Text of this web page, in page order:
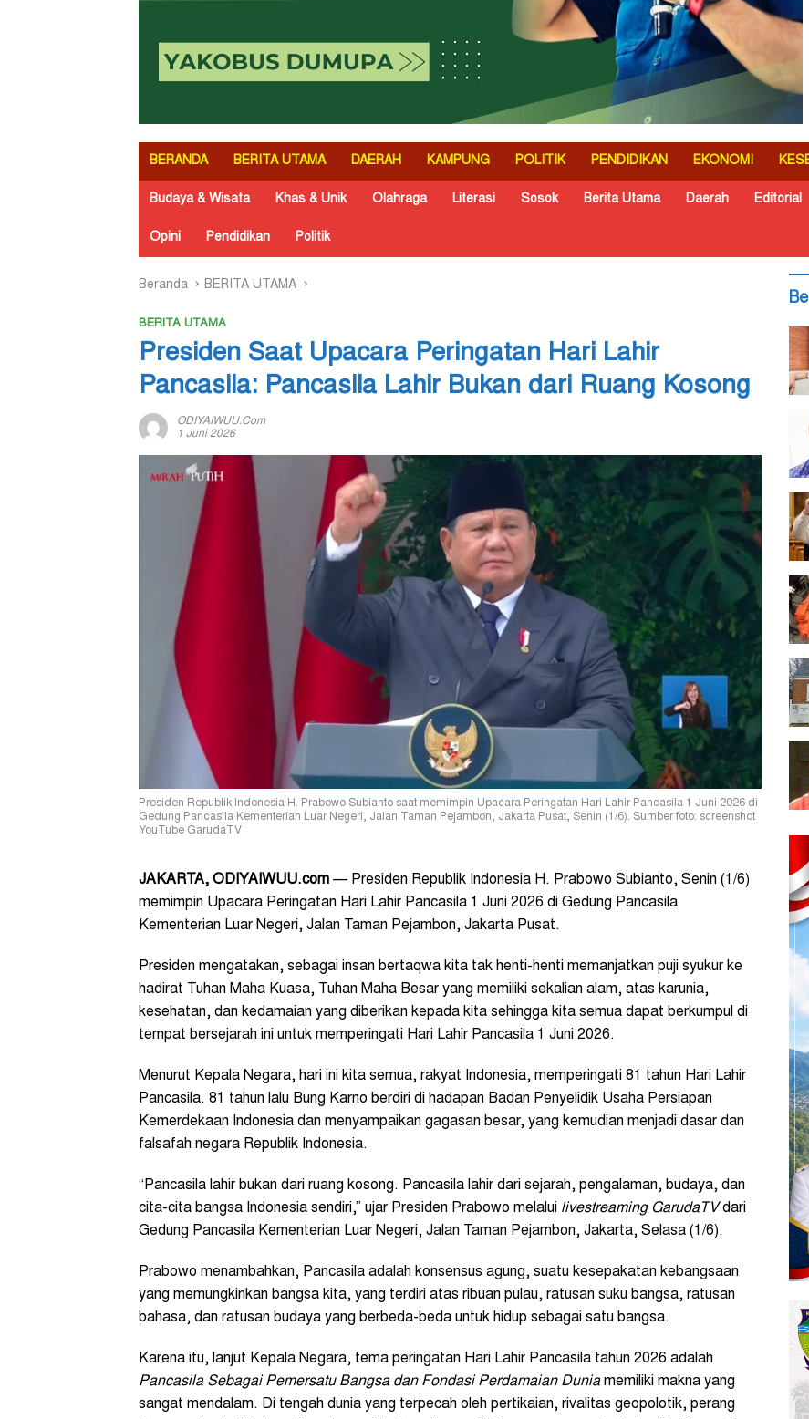
BERANDA BERITA UTAMA DAERAH KAMPUNG POLITIK PENDIDIKAN EKONOMI
Budaya & Wisata Khas & Unik Olahraga Literasi Sosok Berita Utama Daerah Editorial
Opini Pendidikan Politik
Beranda BERITA UTAMA
BERITA UTAMA
Presiden Saat Upacara Peringatan Hari Lahir
Pancasila: Pancasila Lahir Bukan dari Ruang Kosong
ODIYAIWUU.com
1 Juni 2026
Presiden Republik Indonesia H. Prabowo Subianto saat memimpin Upacara Peringatan Hari Lahir Pancasila 1 Juni 2026 di
Gedung Pancasila Kementerian Luar Negeri, Jalan Taman Pejambon, Jakarta Pusat, Senin (1/6). Sumber foto: screenshot
YouTube GarudaTV
JAKARTA, ODIYAIWUU.com — Presiden Republik Indonesia H. Prabowo Subianto, Senin (1/6)
memimpin Upacara Peringatan Hari Lahir Pancasila 1 Juni 2026 di Gedung Pancasila
Kementerian Luar Negeri, Jalan Taman Pejambon, Jakarta Pusat.
Presiden mengatakan, sebagai insan bertaqwa kita tak henti-henti memanjatkan puji syukur ke
hadirat Tuhan Maha Kuasa, Tuhan Maha Besar yang memiliki sekalian alam, atas karunia,
kesehatan, dan kedamaian yang diberikan kepada kita sehingga kita semua dapat berkumpul di
tempat bersejarah ini untuk memperingati Hari Lahir Pancasila 1 Juni 2026.
Menurut Kepala Negara, hari ini kita semua, rakyat Indonesia, memperingati 81 tahun Hari Lahir
Pancasila. 81 tahun lalu Bung Karno berdiri di hadapan Badan Penyelidik Usaha Persiapan
Kemerdekaan Indonesia dan menyampaikan gagasan besar, yang kemudian menjadi dasar dan
falsafah negara Republik Indonesia.
“Pancasila lahir bukan dari ruang kosong. Pancasila lahir dari sejarah, pengalaman, budaya, dan
cita-cita bangsa Indonesia sendiri,” ujar Presiden Prabowo melalui livestreaming GarudaTVdari
Gedung Pancasila Kementerian Luar Negeri, Jalan Taman Pejambon, Jakarta, Selasa (1/6).
Prabowo menambahkan, Pancasila adalah konsensus agung, suatu kesepakatan kebangsaan
yang memungkinkan bangsa kita, yang terdiri atas ribuan pulau, ratusan suku bangsa, ratusan
bahasa, dan ratusan budaya yang berbeda-beda untuk hidup sebagai satu bangsa.
Karena itu, lanjut Kepala Negara, tema peringatan Hari Lahir Pancasila tahun 2026 adalah
Pancasila Sebagai Pemersatu Bangsa dan Fondasi Perdamaian Duniamemiliki makna yang
sangat mendalam. Di tengah dunia yang terpecah oleh pertikaian, rivalitas geopolotik, perang